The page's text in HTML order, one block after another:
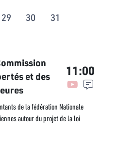
29 30 31
et des
11:00
de la fédération Nationale
autour du projet de la loi